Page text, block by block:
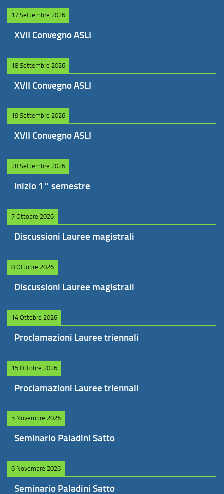
17 Settembre 2026
XVII Convegno ASLI
18 Settembre 2026
XVII Convegno ASLI
19 Settembre 2026
XVII Convegno ASLI
28 Settembre 2026
Inizio 1° semestre
7 Ottobre 2026
Discussioni Lauree magistrali
8 Ottobre 2026
Discussioni Lauree magistrali
14 Ottobre 2026
Proclamazioni Lauree triennali
15 Ottobre 2026
Proclamazioni Lauree triennali
5 Novembre 2026
Seminario Paladini Satto
6 Novembre 2026
Seminario Paladini Satto